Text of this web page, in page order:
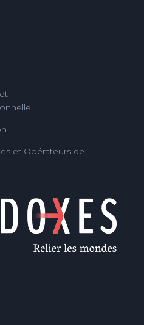
et Opérateurs de